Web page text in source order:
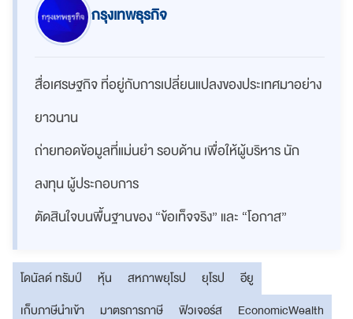
กรุงเทพธุรกิจ
สื่อเศรษฐกิจ ที่อยู่กับการเปลี่ยนแปลงของประเทศมาอย่าง
ยาวนาน
ถ่ายทอดข้อมูลที่แม่นยำ รอบด้าน เพื่อให้ผู้บริหาร นัก
ลงทุน ผู้ประกอบการ
ตัดสินใจบนพื้นฐานของ “ข้อเท็จจริง” และ “โอกาส”
โดนัลด์ ทรัมป์ หุ้น สหภาพยุโรป ยุโรป
อียู
เก็บภาษีนำเข้า
มาตรการภาษี ฟิวเจอร์ส EconomicWealth